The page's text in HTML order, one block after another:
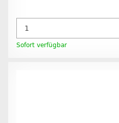
Sofort verfügbar